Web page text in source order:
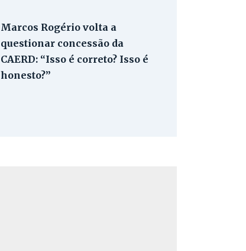
Marcos Rogério volta a
questionar concessão da
CAERD: “Isso é correto? Isso é
honesto?”